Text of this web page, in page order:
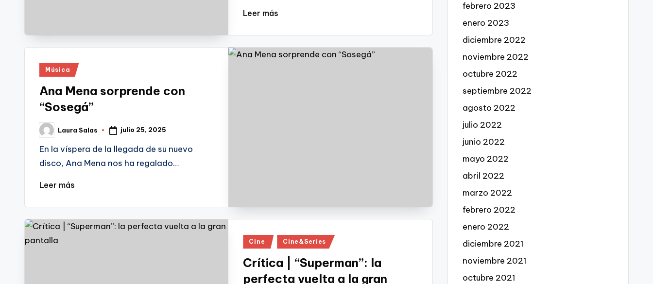
Leer más
Publicado
Música
Ana Mena sorprende con
“Sosegá”
Publicado
por
Laura Salas julio 25, 2025
En la víspera de la llegada de su nuevo
disco, Ana Mena nos ha regalado…
Leer más
Publicado
Cine Cine&Series
Crítica | “Superman”: la
perfecta vuelta a la gran
febrero 2023
enero 2023
diciembre 2022
noviembre 2022
octubre 2022
septiembre 2022
agosto 2022
julio 2022
junio 2022
mayo 2022
abril 2022
marzo 2022
febrero 2022
enero 2022
diciembre 2021
noviembre 2021
octubre 2021